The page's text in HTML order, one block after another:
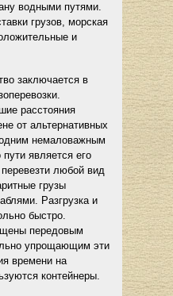
водными путями.
грузов, морская
и
заключается в
расстояния
от альтернативных
немаловажным
является его
любой вид
грузы
Разгрузка и
быстро.
передовым
упрощающим эти
времени на
контейнеры.